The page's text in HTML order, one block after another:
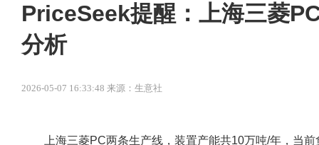
PriceSeek提醒：上海三菱
分析
2026-05-07 16:33:48 来源：生意社
上海三菱PC两条生产线，装置产能共10万吨/年，当前